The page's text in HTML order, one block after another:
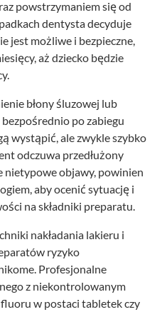
powstrzymaniem się od
dentysta decyduje
jest możliwe i bezpieczne,
aż dziecko będzie
błony śluzowej lub
po zabiegu
wystąpić, ale zwykle szybko
odczuwa przedłużony
nietypowe objawy, powinien
aby ocenić sytuację i
na składniki preparatu.
nakładania lakieru i
ryzyko
Profesjonalne
z niekontrolowanym
w postaci tabletek czy